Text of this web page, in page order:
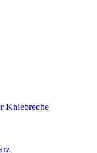
Kniebreche